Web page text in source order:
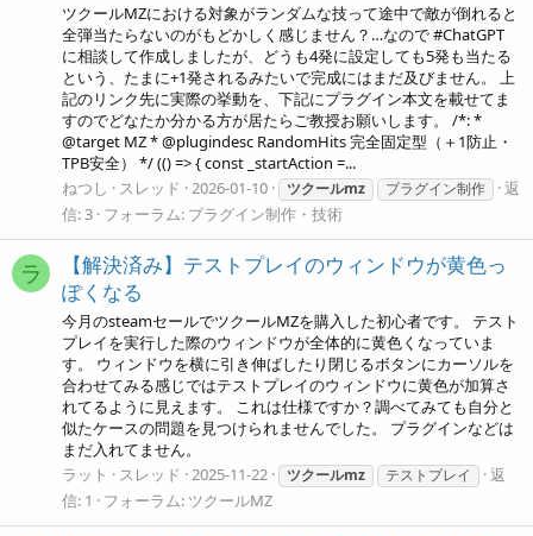
ツクールMZにおける対象がランダムな技って途中で敵が倒れると
全弾当たらないのがもどかしく感じません？…なので #ChatGPT
に相談して作成しましたが、どうも4発に設定しても5発も当たる
という、たまに+1発されるみたいで完成にはまだ及びません。 上
記のリンク先に実際の挙動を、下記にプラグイン本文を載せてま
すのでどなたか分かる方が居たらご教授お願いします。 /*: *
@target MZ * @plugindesc RandomHits 完全固定型（＋1防止・
TPB安全） */ (() => { const _startAction =...
ねつし
スレッド 2026-01-10 ツクールmz プラグイン制作
返
信: 3 フォーラム: プラグイン制作・技術
ラ
【解決済み】テストプレイのウィンドウが黄色っ
ぽくなる
今月のsteamセールでツクールMZを購入した初心者です。 テスト
プレイを実行した際のウィンドウが全体的に黄色くなっていま
す。 ウィンドウを横に引き伸ばしたり閉じるボタンにカーソルを
合わせてみる感じではテストプレイのウィンドウに黄色が加算さ
れてるように見えます。 これは仕様ですか？調べてみても自分と
似たケースの問題を見つけられませんでした。 プラグインなどは
まだ入れてません。
ラット
スレッド 2025-11-22 ツクールmz テストプレイ
返
信: 1
フォーラム: ツクールMZ